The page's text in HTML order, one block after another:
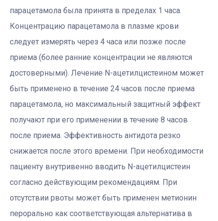
парацетамола была принята в пределах 1 часа.
Концентрацию парацетамола в плазме крови
следует измерять через 4 часа или позже после
приема (более ранние концентрации не являются
достоверными). Лечение N-ацетилцистеином может
быть применено в течение 24 часов после приема
парацетамола, но максимальный защитный эффект
получают при его применении в течение 8 часов
после приема. Эффективность антидота резко
снижается после этого времени. При необходимости
пациенту внутривенно вводить N-ацетилцистеин
согласно действующим рекомендациям. При
отсутствии рвоты может быть применен метионин
перорально как соответствующая альтернатива в